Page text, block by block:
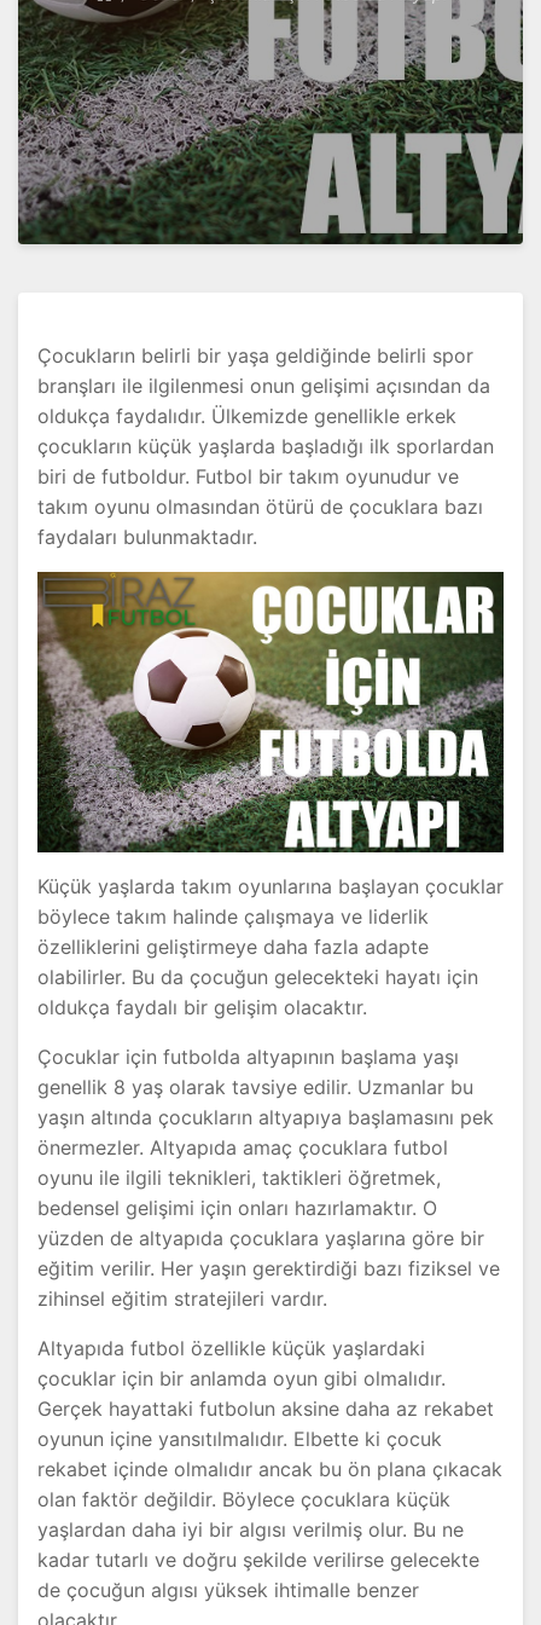
Çocukların belirli bir yaşa geldiğinde belirli spor
branşları ile ilgilenmesi onun gelişimi açısından da
oldukça faydalıdır. Ülkemizde genellikle erkek
çocukların küçük yaşlarda başladığı ilk sporlardan
biri de futboldur. Futbol bir takım oyunudur ve
takım oyunu olmasından ötürü de çocuklara bazı
faydaları bulunmaktadır.
Küçük yaşlarda takım oyunlarına başlayan çocuklar
böylece takım halinde çalışmaya ve liderlik
özelliklerini geliştirmeye daha fazla adapte
olabilirler. Bu da çocuğun gelecekteki hayatı için
oldukça faydalı bir gelişim olacaktır.
Çocuklar için futbolda altyapının başlama yaşı
genellik 8 yaş olarak tavsiye edilir. Uzmanlar bu
yaşın altında çocukların altyapıya başlamasını pek
önermezler. Altyapıda amaç çocuklara futbol
oyunu ile ilgili teknikleri, taktikleri öğretmek,
bedensel gelişimi için onları hazırlamaktır. O
yüzden de altyapıda çocuklara yaşlarına göre bir
eğitim verilir. Her yaşın gerektirdiği bazı fiziksel ve
zihinsel eğitim stratejileri vardır.
Altyapıda futbol özellikle küçük yaşlardaki
çocuklar için bir anlamda oyun gibi olmalıdır.
Gerçek hayattaki futbolun aksine daha az rekabet
oyunun içine yansıtılmalıdır. Elbette ki çocuk
rekabet içinde olmalıdır ancak bu ön plana çıkacak
olan faktör değildir. Böylece çocuklara küçük
yaşlardan daha iyi bir algısı verilmiş olur. Bu ne
kadar tutarlı ve doğru şekilde verilirse gelecekte
de çocuğun algısı yüksek ihtimalle benzer
olacaktır.